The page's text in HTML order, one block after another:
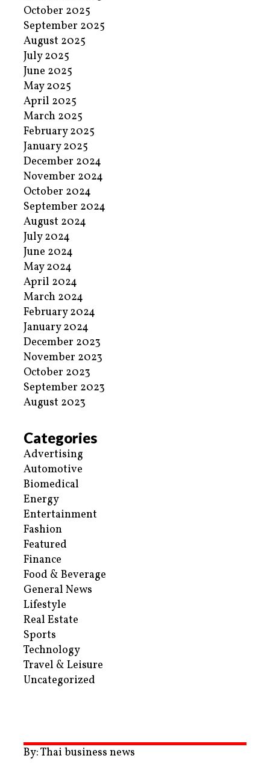
October 2025
September 2025
August 2025
July 2025
June 2025
May 2025
April 2025
March 2025
February 2025
January 2025
December 2024
November 2024
October 2024
September 2024
August 2024
July 2024
June 2024
May 2024
April 2024
March 2024
February 2024
January 2024
December 2023
November 2023
October 2023
September 2023
August 2023
Categories
Advertising
Automotive
Biomedical
Energy
Entertainment
Fashion
Featured
Finance
Food & Beverage
General News
Lifestyle
Real Estate
Sports
Technology
Travel & Leisure
Uncategorized
By: Thai business news